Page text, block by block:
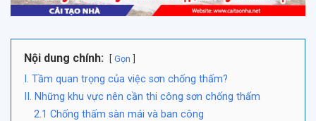
Nội dung chính: Gọn
I. Tầm quan trọng của việc sơn chống thấm?
II. Những khu vực nên cần thi công sơn chống thấm
2.1 Chống thấm sàn mái và ban công